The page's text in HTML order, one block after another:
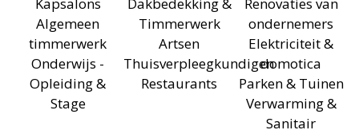
Kapsalons
Algemeen
timmerwerk
Onderwijs -
Opleiding &
Stage
Dakbedekking &
Timmerwerk
Artsen
Thuisverpleegkundigen
Restaurants
Renovaties van
ondernemers
Elektriciteit &
domotica
Parken & Tuinen
Verwarming &
Sanitair